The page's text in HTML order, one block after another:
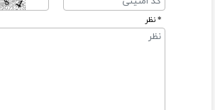
* نظر